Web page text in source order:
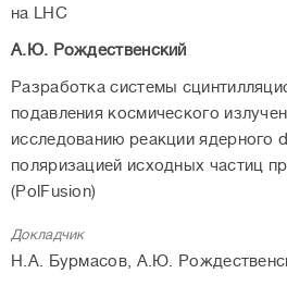
на LHC
А.Ю. Рождественский
Разработка системы
подавления космического
исследованию реакции ядерного
поляризацией исходных частиц
(PolFusion)
Докладчик
Н.А. Бурмасов, А.Ю.